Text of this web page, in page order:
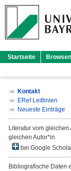
Startseite Browsen
Kontakt
ERef Leitlinien
Neueste Einträge
Literatur vom gleichen
gleichen Autor*in
bei Google
Bibliografische Daten